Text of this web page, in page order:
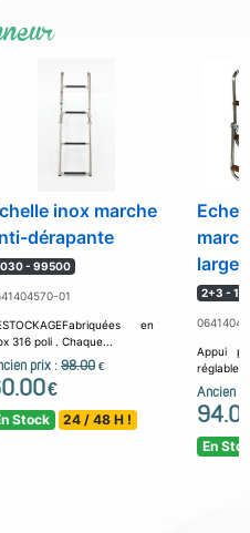
inox marche
dérapante
- 99500
01
en
316 poli . Chaque...
prix :98.00 €
€
Stock 24 / 48 H !
2+3 -
Appui
Ancien
En